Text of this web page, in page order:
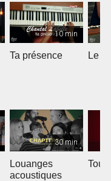
10 min
Ta présence Le
30 min
Louanges
acoustiques
Tout